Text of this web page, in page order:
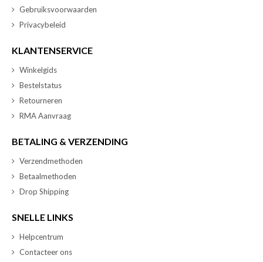
Gebruiksvoorwaarden
Privacybeleid
KLANTENSERVICE
Winkelgids
Bestelstatus
Retourneren
RMA Aanvraag
BETALING & VERZENDING
Verzendmethoden
Betaalmethoden
Drop Shipping
SNELLE LINKS
Helpcentrum
Contacteer ons